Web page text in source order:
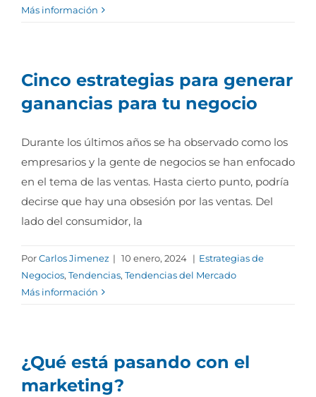
Más información
Cinco estrategias para generar
ganancias para tu negocio
Durante los últimos años se ha observado como los
empresarios y la gente de negocios se han enfocado
en el tema de las ventas. Hasta cierto punto, podría
decirse que hay una obsesión por las ventas. Del
lado del consumidor, la
PorCarlos Jimenez | 10 enero, 2024 | Estrategias de
Negocios, Tendencias, Tendencias del Mercado
Más información
¿Qué está pasando con el
marketing?